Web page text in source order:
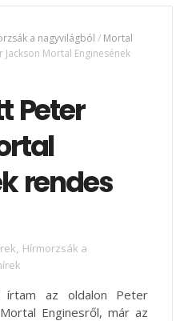
a nagyvilágból / Mortal
Jackson Mortal Enginesének
Peter
rendes
, Hírmorzsák a
írtam az oldalon Peter
Enginesről, már az